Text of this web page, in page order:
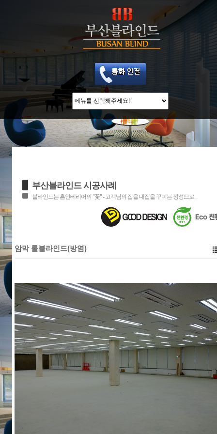
부산블라인드 시공사례
블라인드는 홈인테리어의 "꽃" - 고객님의 집을 내집을 꾸미는 정성으로...
암막 롤블라인드(방염)